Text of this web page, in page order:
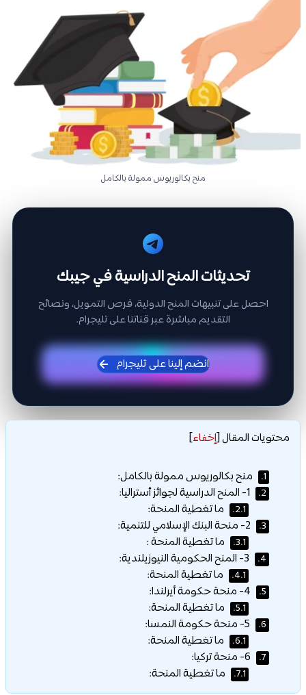
منح بكالوريوس ممولة بالكامل
تحديثات المنح الدراسية في جيبك
احصل على تنبيهات المنح الدولية، فرص التمويل، ونصائح
التقديم مباشرة عبر قناتنا على تليجرام.
انضم إلينا على تليجرام
محتويات المقال[إخفاء]
1. منح بكالوريوس ممولة بالكامل:
2.
2.1. ما تغطية المنحة:
3.
3.1. ما تغطية المنحة :
4.
4.1. ما تغطية المنحة:
5.
5.1. ما تغطية المنحة:
6.
6.1. ما تغطية المنحة:
7.
7.1. ما تغطية المنحة: